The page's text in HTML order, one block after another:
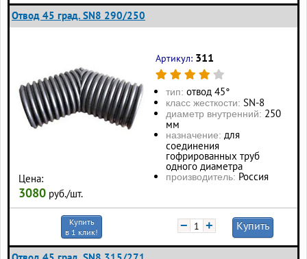
Отвод 45 град. SN8 290/250
Цена:
3080 руб./шт.
Артикул: 311
тип: отвод 45°
класс жесткости: SN-8
диаметр внутренний: 250
мм
назначение: для
соединения
гофрированных труб
одного диаметра
производитель: Россия
Купить
в 1 клик!
− + Купить